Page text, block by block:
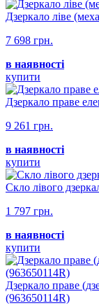
Дзеркало ліве
7 698 грн.
в наявності
купити
Дзеркало праве
9 261 грн.
в наявності
купити
Скло лівого
1 797 грн.
в наявності
купити
Дзеркало праве
(963650114R)